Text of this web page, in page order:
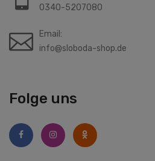
Folge uns
0340-5207080
Email:
info@sloboda-shop.de